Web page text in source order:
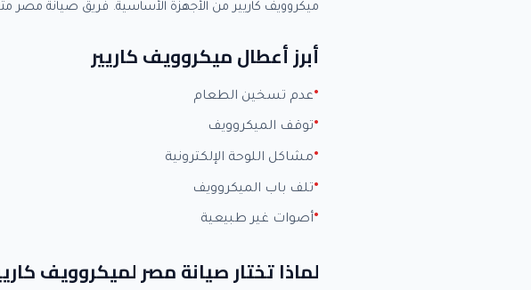
ميكروويف كاريير من الأجهزة الأساسية. فريق صيانة
أبرز أعطال ميكروويف كاريير
عدم تسخين الطعام
توقف الميكروويف
مشاكل اللوحة الإلكترونية
تلف باب الميكروويف
أصوات غير طبيعية
لماذا تختار صيانة مصر لميكروويف